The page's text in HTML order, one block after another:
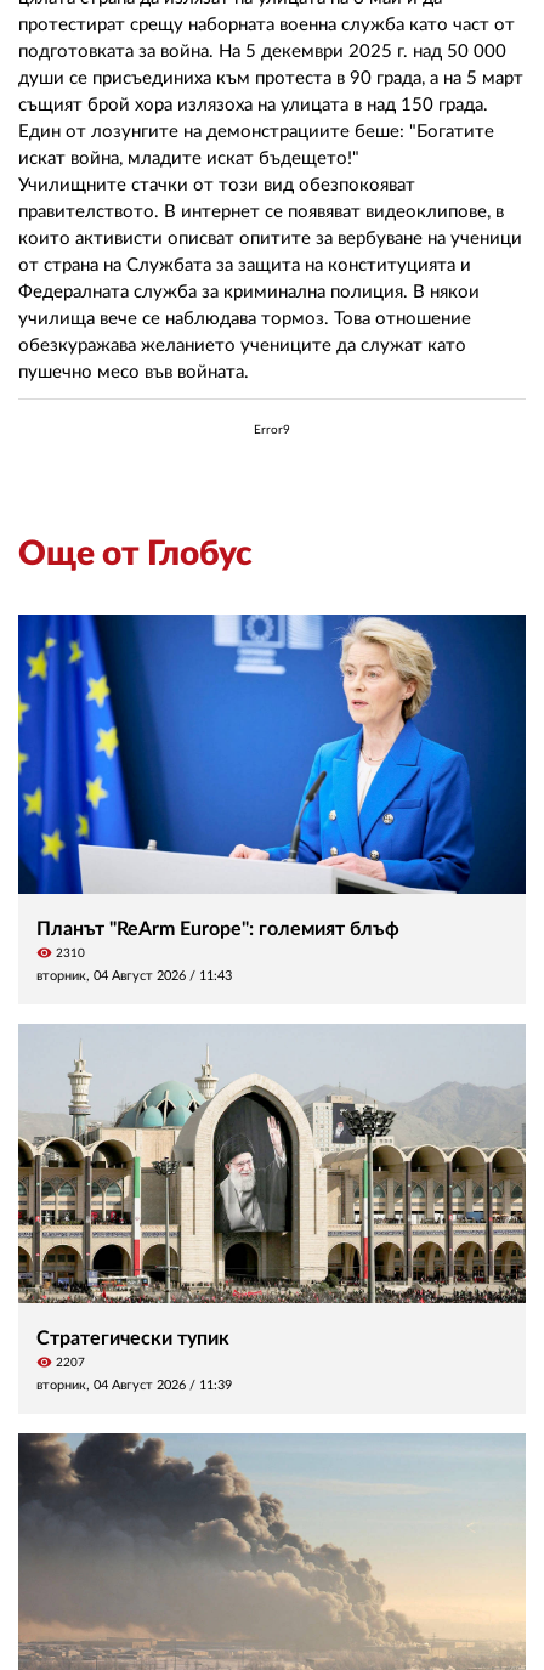
протестират срещу наборната военна служба като част от
подготовката за война. На 5 декември 2025 г. над 50 000
души се присъединиха към протеста в 90 града, а на 5 март
същият брой хора излязоха на улицата в над 150 града.
Един от лозунгите на демонстрациите беше: "Богатите
искат война, младите искат бъдещето!"
Училищните стачки от този вид обезпокояват
правителството. В интернет се появяват видеоклипове, в
които активисти описват опитите за вербуване на ученици
от страна на Службата за защита на конституцията и
Федералната служба за криминална полиция. В някои
училища вече се наблюдава тормоз. Това отношение
обезкуражава желанието учениците да служат като
пушечно месо във войната.
Error9
Още от Глобус
Планът "ReArm Europe": големият блъф
visibility 2310
вторник, 04 Август 2026 / 11:43
Стратегически тупик
visibility 2207
вторник, 04 Август 2026 / 11:39